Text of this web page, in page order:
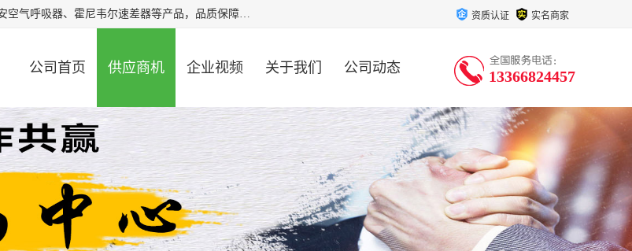
北京中创汇安科贸有限公司专业生产救援三脚架、天鹰4X气体检测仪、梅思安空气呼吸器、霍尼韦尔速差器等产品，品质保障，价格合理，欢迎在线致电咨询。 资质认证 实名商家
公司首页 供应商机 企业视频 关于我们 公司动态 13366824457